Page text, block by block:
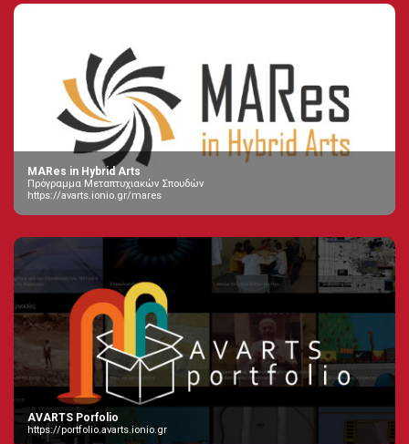
MARes in Hybrid Arts
Πρόγραμμα Μεταπτυχιακών Σπουδών
https://avarts.ionio.gr/mares
AVARTS Porfolio
https://portfolio.avarts.ionio.gr